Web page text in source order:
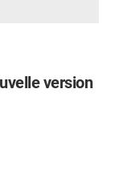
version